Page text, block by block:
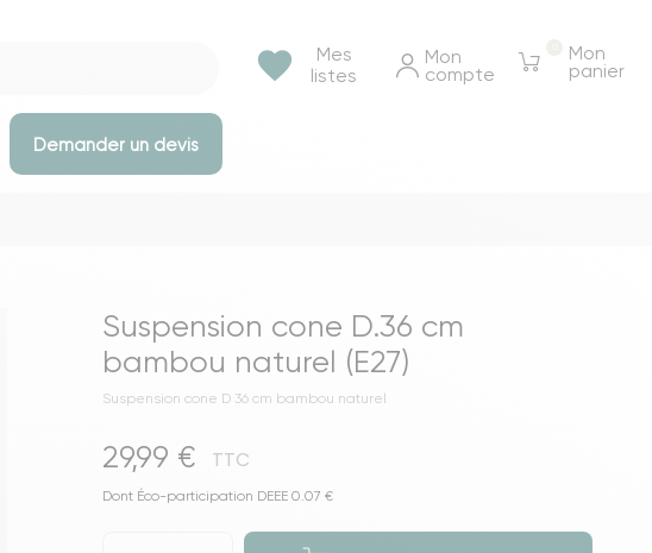
Mes
listes
favorite Mon
compte
Mon
panier
Commodes
Portants & Dressings
Voir tous les meubles de rangements
Tables basse & appoints
Tables de chevet
Demander un devis
Suspension cone D.36 cm
bambou naturel (E27)
Suspension cone D 36 cm bambou naturel
29,99 € TTC
Dont Éco-participation DEEE 0.07 €